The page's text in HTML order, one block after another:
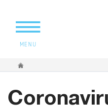
MENU
Vous êtes ici